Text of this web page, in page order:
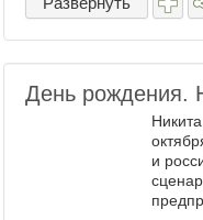
День рождения.
и